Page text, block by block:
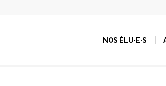
NOS ÉLU·E·S